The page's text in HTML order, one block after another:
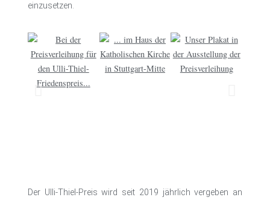
einzusetzen.
Der Ulli-Thiel-Preis wird seit 2019 jährlich vergeben an